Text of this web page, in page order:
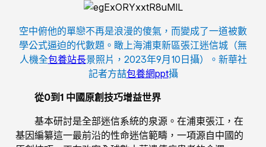
空中俯他的單戀不再是浪漫的傻氣，而變成了一道被數
學公式逼迫的代數題。瞰上海浦東新區張江迷信城（無
人機全包養站長景照片，2023年9月10日攝）。新華社
記者方喆包養網ppt攝
從0到1 中國原創技巧增益世界
基本研討是全部迷信系統的泉源。在浦東張江，在
基因編纂這一最前沿的性命迷信範疇，一項源自中國的